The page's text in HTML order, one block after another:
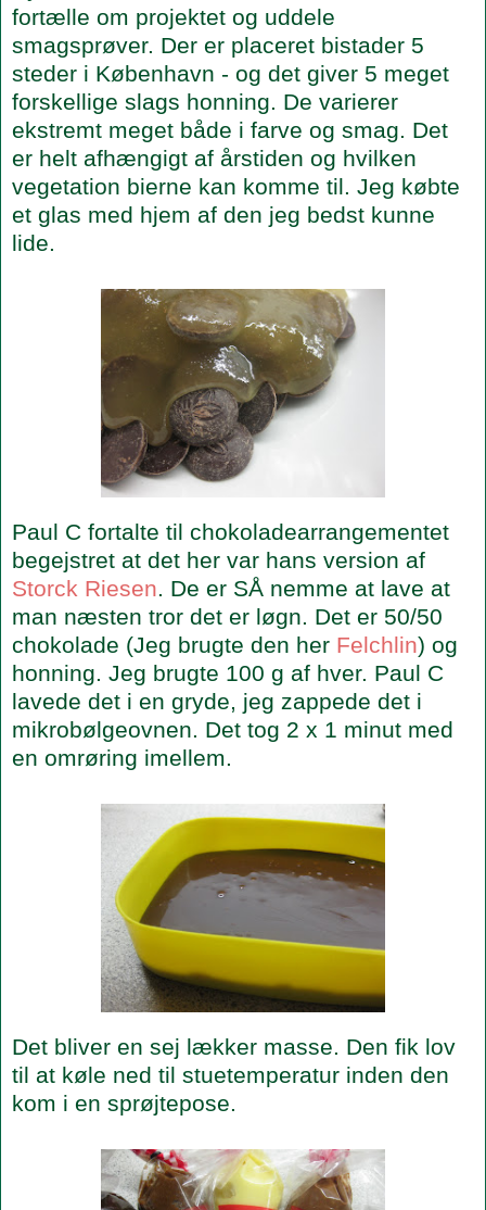
fortælle om projektet og uddele
smagsprøver. Der er placeret bistader 5
steder i København - og det giver 5 meget
forskellige slags honning. De varierer
ekstremt meget både i farve og smag. Det
er helt afhængigt af årstiden og hvilken
vegetation bierne kan komme til. Jeg købte
et glas med hjem af den jeg bedst kunne
lide.
Paul C fortalte til chokoladearrangementet
begejstret at det her var hans version af
Storck Riesen. De er SÅ nemme at lave at
man næsten tror det er løgn. Det er 50/50
chokolade (Jeg brugte den her Felchlin) og
honning. Jeg brugte 100 g af hver. Paul C
lavede det i en gryde, jeg zappede det i
mikrobølgeovnen. Det tog 2 x 1 minut med
en omrøring imellem.
Det bliver en sej lækker masse. Den fik lov
til at køle ned til stuetemperatur inden den
kom i en sprøjtepose.